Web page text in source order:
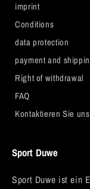
imprint
Conditions
data protection
payment and
Right of withdrawal
FAQ
Kontaktieren Sie uns
Sport Duwe
Sport Duwe ist ein